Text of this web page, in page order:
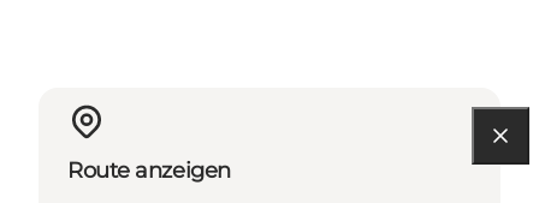
Route anzeigen